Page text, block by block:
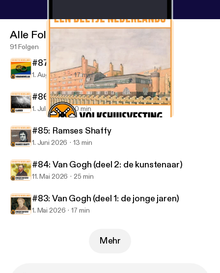
Een Beetje Nederlands
Alle Folgen
91 Folgen
#87: Homohuwelijk
1. Aug. 2026 17 min
#86: Gabber
1. Juli 2026 20 min
#85: Ramses Shaffy
1. Juni 2026 13 min
#84: Van Gogh (deel 2: de kunstenaar)
11. Mai 2026 25 min
#83: Van Gogh (deel 1: de jonge jaren)
1. Mai 2026 17 min
Mehr